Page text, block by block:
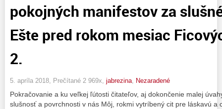
pokojných manifestov za
Ešte pred rokom mesiac
2.
5. apríla 2018, Prečítané 2 969x, jabrezina, Nezaradené
Pokračovanie a ku veľkej ľútosti čitateľov, aj dokončenie malej
slušnosť a povrchnosti v nás Môj, rokmi vytríbený cit pre láskavú a